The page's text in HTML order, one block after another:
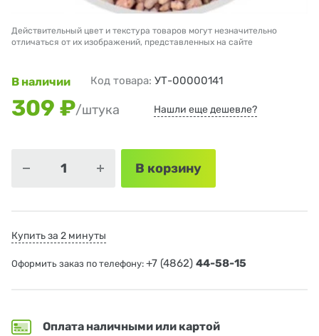
Действительный цвет и текстура товаров могут незначительно
отличаться от их изображений, представленных на сайте
В наличии Код товара: УТ-00000141
309 ₽/штука Нашли еще дешевле?
В корзину
Купить за 2 минуты
Оформить заказ по телефону: +7 (4862) 44-58-15
Оплата наличными или картой